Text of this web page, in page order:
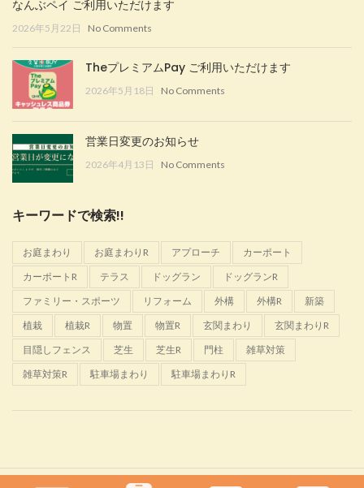
なんぶペイ ご利用いただけます
2026年5月22日 No Comments
TheプレミアムPay ご利用いただけます
2026年5月18日 No Comments
営業日変更のお知らせ
2026年4月13日 No Comments
キーワードで検索!!
お庭まわり お庭まわりR アプローチ
カーポート
カーポートR
テラス ドッグラン
ドッグランR
ファミリー・スポーツ
リフォーム 外構 外構R
新築
植栽
植栽R 物置 物置R 玄関まわり
玄関まわりR
目隠しフェンス
芝生 芝生R 門柱
雑草対策
雑草対策R
駐車場まわり 駐車場まわりR